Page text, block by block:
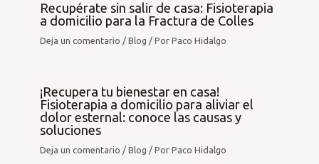
Recupérate sin salir de casa: Fisioterapia
a domicilio para la Fractura de Colles
Deja un comentario /Blog / PorPaco Hidalgo
¡Recupera tu bienestar en casa!
Fisioterapia a domicilio para aliviar el
dolor esternal: conoce las causas y
soluciones
Deja un comentario /Blog / PorPaco Hidalgo